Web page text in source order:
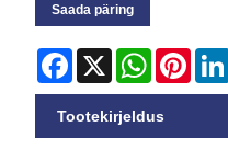
Saada päring
Facebook
X
Tootekirjeldus